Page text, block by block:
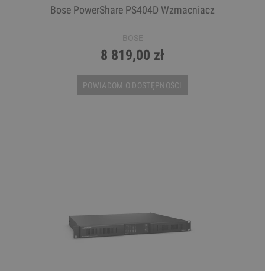
Bose PowerShare PS404D Wzmacniacz
BOSE
8 819,00 zł
POWIADOM O DOSTĘPNOŚCI